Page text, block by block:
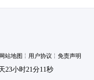
网站地图 ╎ 用户协议 ╎ 免责声明
23小时21分12秒